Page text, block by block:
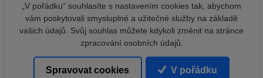
„V pořádku“ souhlasíte s nastavením cookies tak, abychom
vám poskytovali smysluplné a užitečné služby na základě
vašich údajů. Svůj souhlas můžete kdykoli změnit na stránce
zpracování osobních údajů.
Spravovat cookies V pořádku